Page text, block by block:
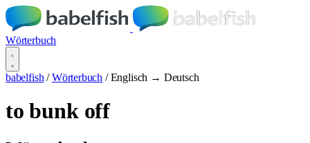
Wörterbuch
babelfish / Wörterbuch / Englisch → Deutsch
to bunk off